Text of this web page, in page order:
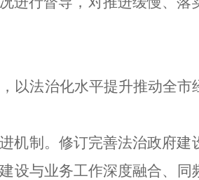
以法治化水平提升推动全
机制。修订完善法治政府
设与业务工作深度融合、同